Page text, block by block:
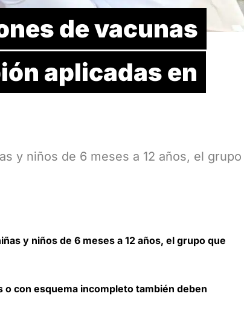
de vacunas
aplicadas en
y niños de 6 meses a 12 años, el grupo
y niños de 6 meses a 12 años, el grupo que
o con esquema incompleto también deben